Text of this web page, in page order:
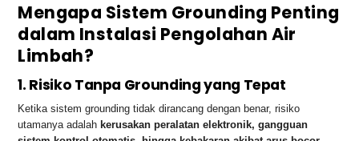
Mengapa Sistem Grounding Penting
dalam Instalasi Pengolahan Air
Limbah?
1. Risiko Tanpa Grounding yang Tepat
Ketika sistem grounding tidak dirancang dengan benar, risiko
utamanya adalah kerusakan peralatan elektronik, gangguan